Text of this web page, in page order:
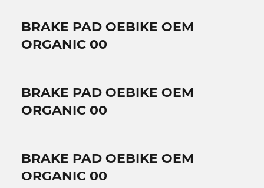
BRAKE PAD OEBIKE OEM
ORGANIC 00
BRAKE PAD OEBIKE OEM
ORGANIC 00
BRAKE PAD OEBIKE OEM
ORGANIC 00